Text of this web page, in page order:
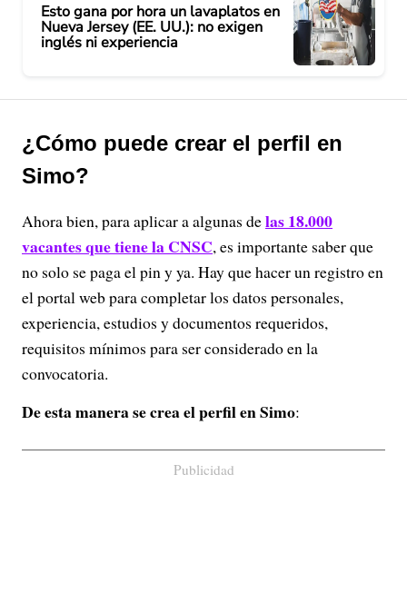
Esto gana por hora un lavaplatos en
Nueva Jersey (EE. UU.): no exigen
inglés ni experiencia
¿Cómo puede crear el perfil en
Simo?
Ahora bien, para aplicar a algunas delas 18.000
vacantes que tiene la CNSC, es importante saber que
no solo se paga el pin y ya. Hay que hacer un registro en
el portal web para completar los datos personales,
experiencia, estudios y documentos requeridos,
requisitos mínimos para ser considerado en la
convocatoria.
De esta manera se crea el perfil en Simo:
Publicidad